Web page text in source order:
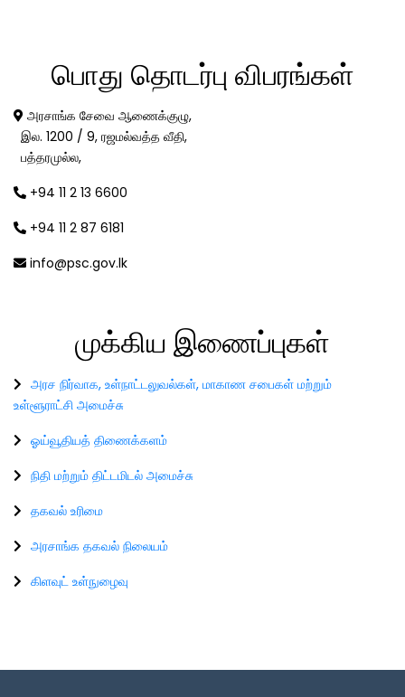
பொது தொடர்பு விபரங்கள்
அரசாங்க சேவை ஆணைக்குழு,
இல. 1200 / 9, ரஜமல்வத்த வீதி,
பத்தரமுல்ல,
+94 11 2 13 6600
+94 11 2 87 6181
info@psc.gov.lk
முக்கிய இணைப்புகள்
அரச நிர்வாக, உள்நாட்டலுவல்கள், மாகாண சபைகள் மற்றும்
உள்ளூராட்சி அமைச்சு
ஓய்வூதியத் திணைக்களம்
நிதி மற்றும் திட்டமிடல் அமைச்சு
தகவல் உரிமை
அரசாங்க தகவல் நிலையம்
கிளவுட் உள்நுழைவு